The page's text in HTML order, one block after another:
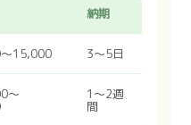
納期
15,000 3〜5日
〜 1〜2週
間